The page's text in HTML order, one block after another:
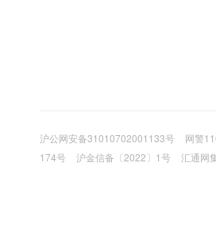
沪公网安备31010702001133号 网警
174号
沪金信备〔2022〕1号 汇通网